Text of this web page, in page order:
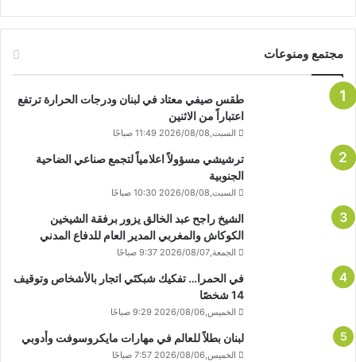
مجتمع ومنوعات
طقس صيفي معتاد في لبنان ودرجات الحرارة ترتفع
اعتباراً من الاثنين
السبت,2026/08/08 11:49 صباحًا
ترشيشي مسؤولاً اعلامياً لتجمع صناعي الضاحية
الجنوبية
السبت,2026/08/08 10:30 صباحًا
الشيخ راجح عبد الخالق يزور برفقة الشيخين
الكوكاش والمغربي المدير العام للدفاع المدني
الجمعة,2026/08/07 9:37 صباحًا
في الحمرا… تفكيك شبكتَي اتجار بالأشخاص وتوقيف
14 شخصًا
الخميس,2026/08/06 9:29 صباحًا
لبنان بطلاً للعالم في مهارات مايكروسوفت وأدوبي
الخميس,2026/08/06 7:57 صباحًا